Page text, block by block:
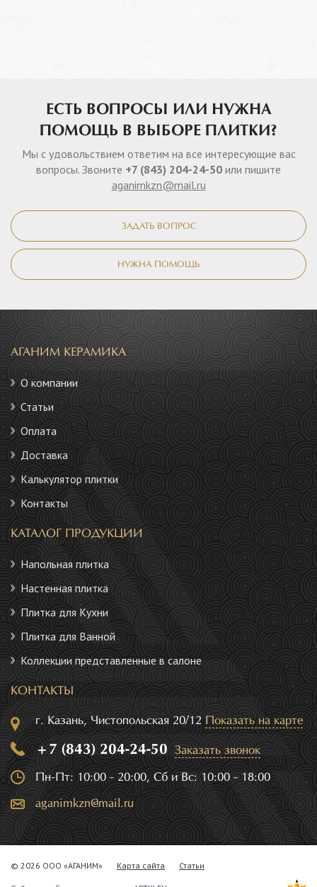
ЕСТЬ ВОПРОСЫ ИЛИ НУЖНА
ПОМОЩЬ В ВЫБОРЕ ПЛИТКИ?
Мы с удовольствием ответим на все интересующие вас
вопросы. Звоните +7 (843) 204-24-50 или пишите
aganimkzn@mail.ru
ЗАДАТЬ ВОПРОС
НУЖНА ПОМОЩЬ
АГАНИМ КЕРАМИКА
О компании
Статьи
Оплата
Доставка
Калькулятор плитки
Контакты
КАТАЛОГ ПРОДУКЦИИ
Напольная плитка
Настенная плитка
Плитка для Кухни
Плитка для Ванной
Коллекции представленные в салоне
КОНТАКТЫ
г. Казань, Чистопольская 20/12 Показать на карте
+7 (843) 204-24-50 Заказать звонок
Пн-Пт: 10:00 - 20:00, Сб и Вс: 10:00 - 18:00
aganimkzn@mail.ru
© 2026 ООО «АГАНИМ» Карта сайта Статьи